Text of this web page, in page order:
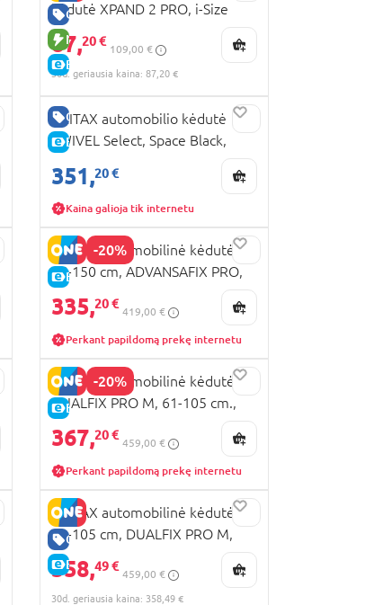
GERA KAINA
NAUJA PREKĖ
E-KAINA
kėdutė XPAND 2 PRO, i-Size
100–150 cm, juoda,
KCXPPR02BLK0000
87,20 €
109,00 €
30d. geriausia kaina: 87,20 €
GERA KAINA
E-KAINA
BRITAX automobilio kėdutė
SWIVEL Select, Space Black,
351,20 €
Kaina galioja tik internetu
-20%
E-KAINA
BRITAX automobilinė kėdutė
76-150 cm, ADVANSAFIX PRO,
warm caramel - LUX,
2000040909/2000041073
335,20 €
419,00 €
Perkant papildomą prekę internetu
-20%
E-KAINA
BRITAX automobilinė kėdutė
DUALFIX PRO M, 61-105 cm.,
Sage green, 2000042130
367,20 €
459,00 €
Perkant papildomą prekę internetu
GERA KAINA
E-KAINA
BRITAX automobilinė kėdutė,
61-105 cm, DUALFIX PRO M,
Style, dusty rose, 2000040893
358,49 €
459,00 €
30d. geriausia kaina: 358,49 €